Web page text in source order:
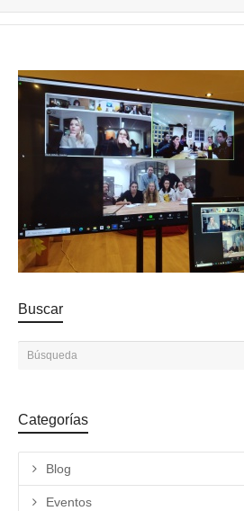
Buscar
Categorías
Blog
Eventos